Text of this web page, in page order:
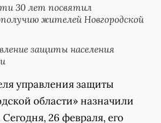
30 лет посвятил
жителей Новгородской
защиты населения
управления защиты
области» назначили
26 февраля, его